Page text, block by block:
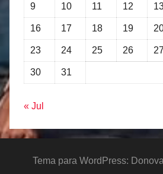
9 10 11 12
16 17 18 19
23 24 25 26 27
30 31
« Jul
Tema para WordPress: